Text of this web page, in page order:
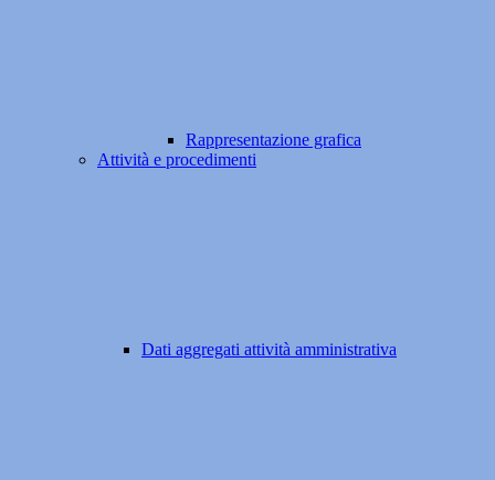
Rappresentazione grafica
Attività e procedimenti
Dati aggregati attività amministrativa